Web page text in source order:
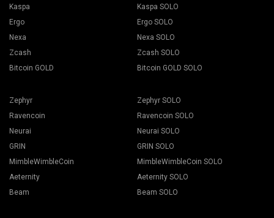
Kaspa
Ergo
Nexa
Zcash
Bitcoin GOLD
Kaspa SOLO
Ergo SOLO
Nexa SOLO
Zcash SOLO
Bitcoin GOLD SOLO
Zephyr
Ravencoin
Neurai
GRIN
MimbleWimbleCoin
Aeternity
Beam
Zephyr SOLO
Ravencoin SOLO
Neurai SOLO
GRIN SOLO
MimbleWimbleCoin SOLO
Aeternity SOLO
Beam SOLO